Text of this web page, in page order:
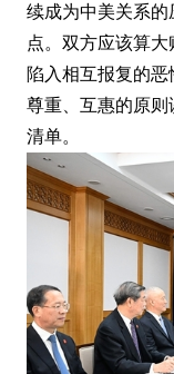
续成为中美关系
点。双方应该算
陷入相互报复的恶
尊重、互惠的原
清单。